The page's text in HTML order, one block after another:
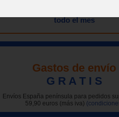
todo el mes
Gastos de envío
G R A T I S
Envíos España península para pedidos
59,90 euros (más iva)